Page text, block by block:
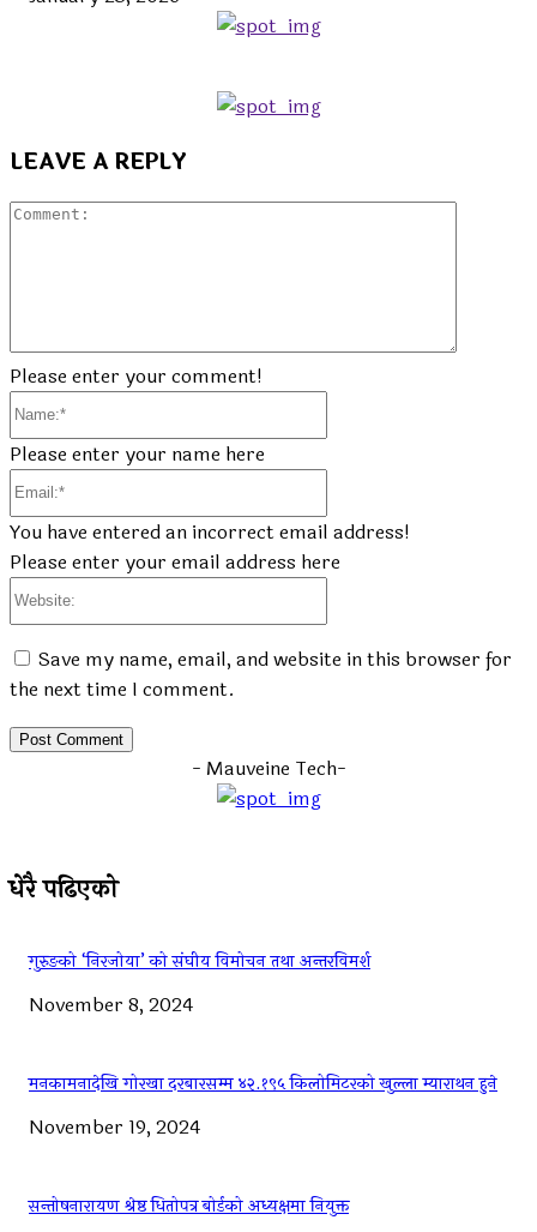
LEAVE A REPLY
Please enter your comment!
Please enter your name here
You have entered an incorrect email address!
Please enter your email address here
Save my name, email, and website in this browser for
the next time I comment.
- Mauveine Tech-
धेरै पढिएको
गुरुङको ‘निरजोया’ को संघीय विमोचन तथा अन्तरविमर्श
November 8, 2024
मनकामनादेखि गोरखा दरबारसम्म ४२.१९५ किलोमिटरको खुल्ला म्याराथन हुने
November 19, 2024
सन्तोषनारायण श्रेष्ठ धितोपत्र बोर्डको अध्यक्षमा नियुक्त